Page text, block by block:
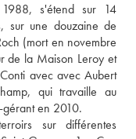
s'étend sur 14
sur une douzaine de
(mort en novembre
de la Maison Leroy et
avec avec Aubert
qui travaille au
en 2010.
sur différentes